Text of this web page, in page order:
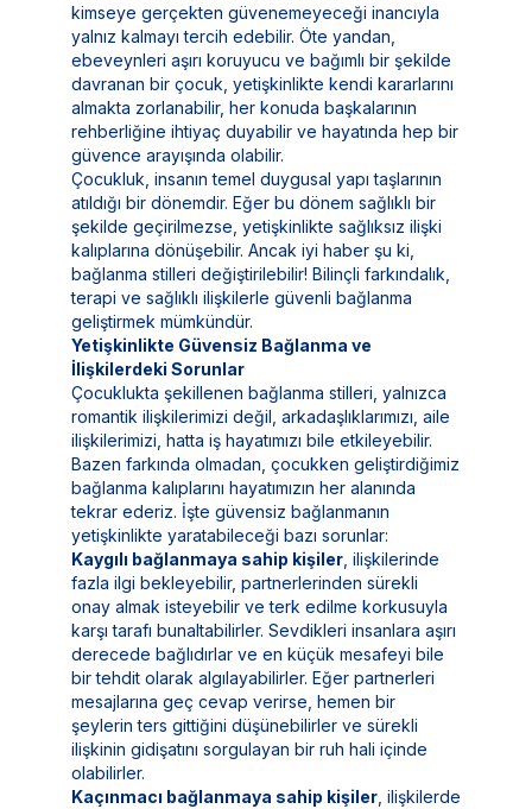
kimseye gerçekten güvenemeyeceği inancıyla
yalnız kalmayı tercih edebilir. Öte yandan,
ebeveynleri aşırı koruyucu ve bağımlı bir şekilde
davranan bir çocuk, yetişkinlikte kendi kararlarını
almakta zorlanabilir, her konuda başkalarının
rehberliğine ihtiyaç duyabilir ve hayatında hep bir
güvence arayışında olabilir.
Çocukluk, insanın temel duygusal yapı taşlarının
atıldığı bir dönemdir. Eğer bu dönem sağlıklı bir
şekilde geçirilmezse, yetişkinlikte sağlıksız ilişki
kalıplarına dönüşebilir. Ancak iyi haber şu ki,
bağlanma stilleri değiştirilebilir! Bilinçli farkındalık,
terapi ve sağlıklı ilişkilerle güvenli bağlanma
geliştirmek mümkündür.
Yetişkinlikte Güvensiz Bağlanma ve
İlişkilerdeki Sorunlar
Çocuklukta şekillenen bağlanma stilleri, yalnızca
romantik ilişkilerimizi değil, arkadaşlıklarımızı, aile
ilişkilerimizi, hatta iş hayatımızı bile etkileyebilir.
Bazen farkında olmadan, çocukken geliştirdiğimiz
bağlanma kalıplarını hayatımızın her alanında
tekrar ederiz. İşte güvensiz bağlanmanın
yetişkinlikte yaratabileceği bazı sorunlar:
Kaygılı bağlanmaya sahip kişiler , ilişkilerinde
fazla ilgi bekleyebilir, partnerlerinden sürekli
onay almak isteyebilir ve terk edilme korkusuyla
karşı tarafı bunaltabilirler. Sevdikleri insanlara aşırı
derecede bağlıdırlar ve en küçük mesafeyi bile
bir tehdit olarak algılayabilirler. Eğer partnerleri
mesajlarına geç cevap verirse, hemen bir
şeylerin ters gittiğini düşünebilirler ve sürekli
ilişkinin gidişatını sorgulayan bir ruh hali içinde
olabilirler.
Kaçınmacı bağlanmaya sahip kişiler , ilişkilerde